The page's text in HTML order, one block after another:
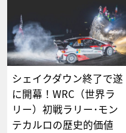
シェイクダウン終了で遂
に開幕！WRC（世界ラ
リー）初戦ラリー･モン
テカルロの歴史的価値